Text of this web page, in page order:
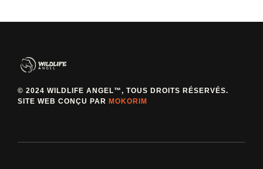
© 2024 WILDLIFE ANGEL™, TOUS DROITS RÉSERVÉS.
SITE WEB CONÇU PAR MOKORIM